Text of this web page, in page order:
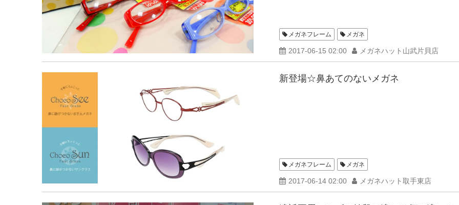
メガネフレーム メガネ
2017-06-15 02:00 メガネハット山武片貝店
新登場☆鼻あてのないメガネ
メガネフレーム メガネ
2017-06-14 02:00 メガネハット取手東店